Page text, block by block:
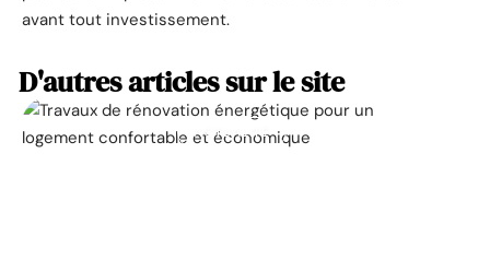
avant tout investissement.
D'autres articles sur le site
ACTUALITÉ